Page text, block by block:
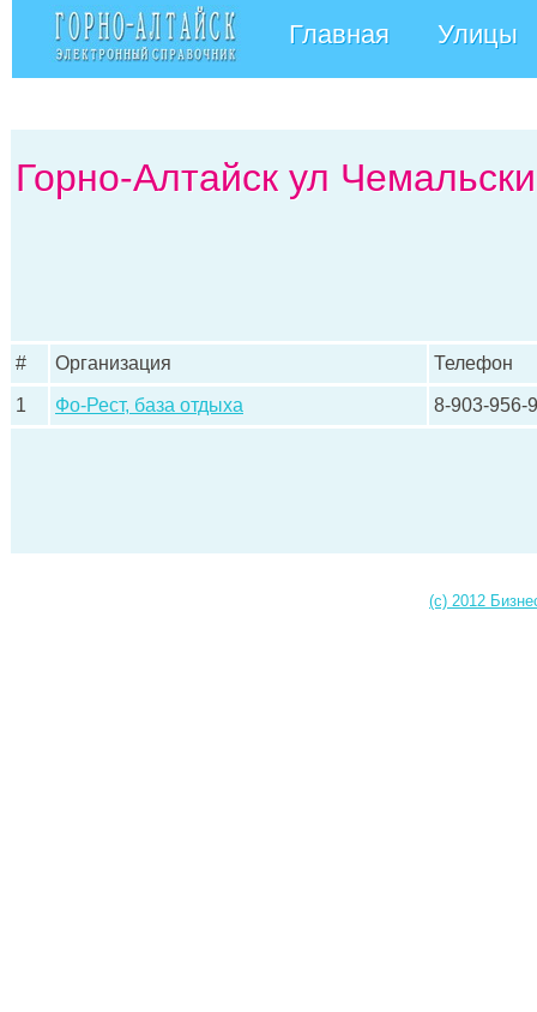
Главная Улицы
Горно-Алтайск ул
# Организация Телефон
1 Фо-Рест, база отдыха 8-903-956-
(c) 2012